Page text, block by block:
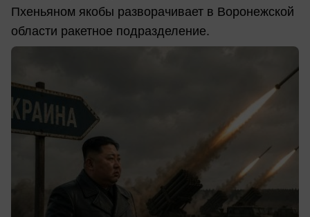
Пхеньяном якобы разворачивает в Воронежской
области ракетное подразделение.